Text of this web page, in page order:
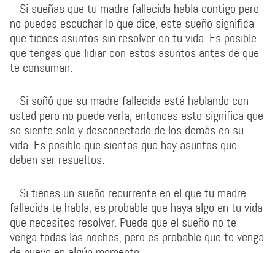
– Si sueñas que tu madre fallecida habla contigo pero
no puedes escuchar lo que dice, este sueño significa
que tienes asuntos sin resolver en tu vida. Es posible
que tengas que lidiar con estos asuntos antes de que
te consuman.
– Si soñó que su madre fallecida está hablando con
usted pero no puede verla, entonces esto significa que
se siente solo y desconectado de los demás en su
vida. Es posible que sientas que hay asuntos que
deben ser resueltos.
– Si tienes un sueño recurrente en el que tu madre
fallecida te habla, es probable que haya algo en tu vida
que necesites resolver. Puede que el sueño no te
venga todas las noches, pero es probable que te venga